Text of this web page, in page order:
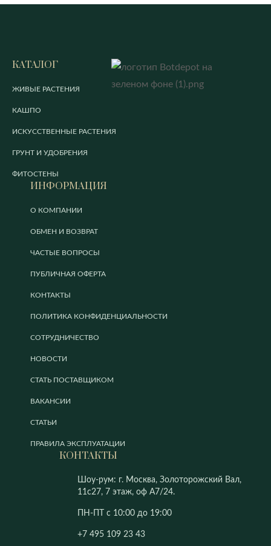
КАТАЛОГ
ЖИВЫЕ РАСТЕНИЯ
КАШПО
ИСКУССТВЕННЫЕ РАСТЕНИЯ
ГРУНТ И УДОБРЕНИЯ
ФИТОСТЕНЫ
ИНФОРМАЦИЯ
О КОМПАНИИ
ОБМЕН И ВОЗВРАТ
ЧАСТЫЕ ВОПРОСЫ
ПУБЛИЧНАЯ ОФЕРТА
КОНТАКТЫ
ПОЛИТИКА КОНФИДЕНЦИАЛЬНОСТИ
СОТРУДНИЧЕСТВО
НОВОСТИ
СТАТЬ ПОСТАВЩИКОМ
ВАКАНСИИ
СТАТЬИ
ПРАВИЛА ЭКСПЛУАТАЦИИ
КОНТАКТЫ
Шоу-рум: г. Москва, Золоторожский Вал,
11с27, 7 этаж, оф А7/24.
ПН-ПТ с 10:00 до 19:00
+7 495 109 23 43